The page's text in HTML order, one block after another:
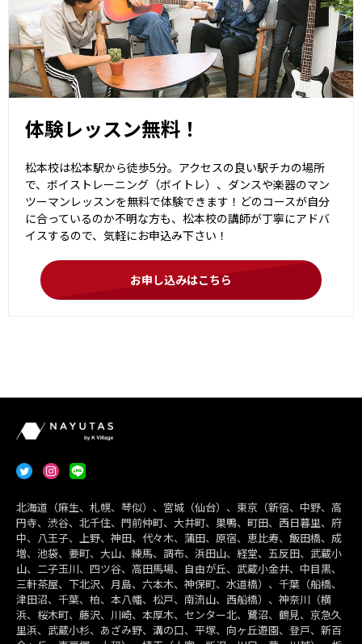
体験レッスン無料！
松本校は松本駅から徒歩5分。アクセスの良い駅チカの場所
で、ボイストレーニング（ボイトレ）、ダンスや楽器のマン
ツーマンレッスンを無料で体験できます！どのコースが自分
に合っているのか不明な方も、松本校の講師が丁寧にアドバ
イスするので、気軽にお申込み下さい！
お申し込みはこちら
北海道（麻生、札幌、琴似）、宮城（仙台）、東京（新宿、中野、高
円寺、渋谷、北千住、門前仲町、大井町、巣鴨、町田、西日暮里、府
中、八王子、上野、神田、代々木、蒲田、原宿、恵比寿、飯田橋、成
増、池袋、要町、大山、練馬、調布、浜田山、経堂、五反田、武蔵小
山、二子玉川、四ツ谷、高田馬場、自由が丘、武蔵小金井、中目黒、
三軒茶屋、下北沢、月島、六本木、神保町、水道橋）、千葉（船橋、
津田沼、千葉、柏、本八幡、松戸、南流山、西船橋）、神奈川（横
浜、桜木町、藤沢、川崎、本厚木、センター北、鷺沼、鶴見、京急久
里浜、武蔵小杉、あざみ野、溝の口、平塚、向ヶ丘遊園、登戸、新百